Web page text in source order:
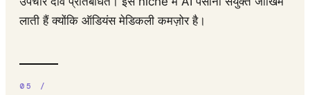
लाती हैं क्योंकि ऑडियंस मेडिकली कमज़ोर है।